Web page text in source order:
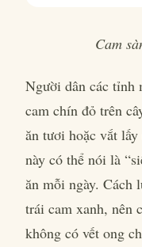
Cam
Người dân các tỉnh
cam chín đỏ trên
ăn tươi hoặc vắt
này có thể nói là
ăn mỗi ngày. Cách
trái cam xanh, nên
không có vết ong